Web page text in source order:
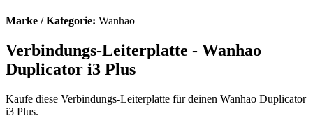
Marke / Kategorie: Wanhao
Verbindungs-Leiterplatte - Wanhao
Duplicator i3 Plus
Kaufe diese Verbindungs-Leiterplatte für deinen Wanhao Duplicator
i3 Plus.